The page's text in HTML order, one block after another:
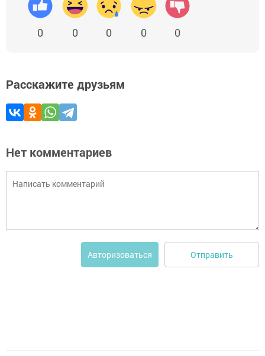
0 0 0 0 0
Расскажите друзьям
Нет комментариев
Авторизоваться Отправить